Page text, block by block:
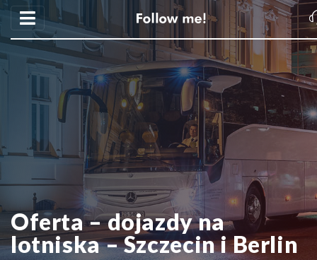
Oferta – dojazdy na
lotniska – Szczecin i Berlin